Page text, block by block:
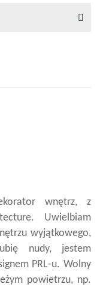
wnętrz, z
Uwielbiam
wyjątkowego,
nudy, jestem
PRL-u. Wolny
powietrzu, np.